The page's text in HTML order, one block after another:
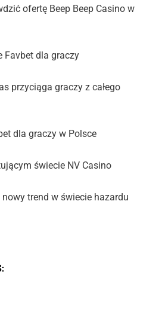
ofertę Beep Beep Casino w
Favbet dla graczy
przyciąga graczy z całego
dla graczy w Polsce
świecie NV Casino
trend w świecie hazardu